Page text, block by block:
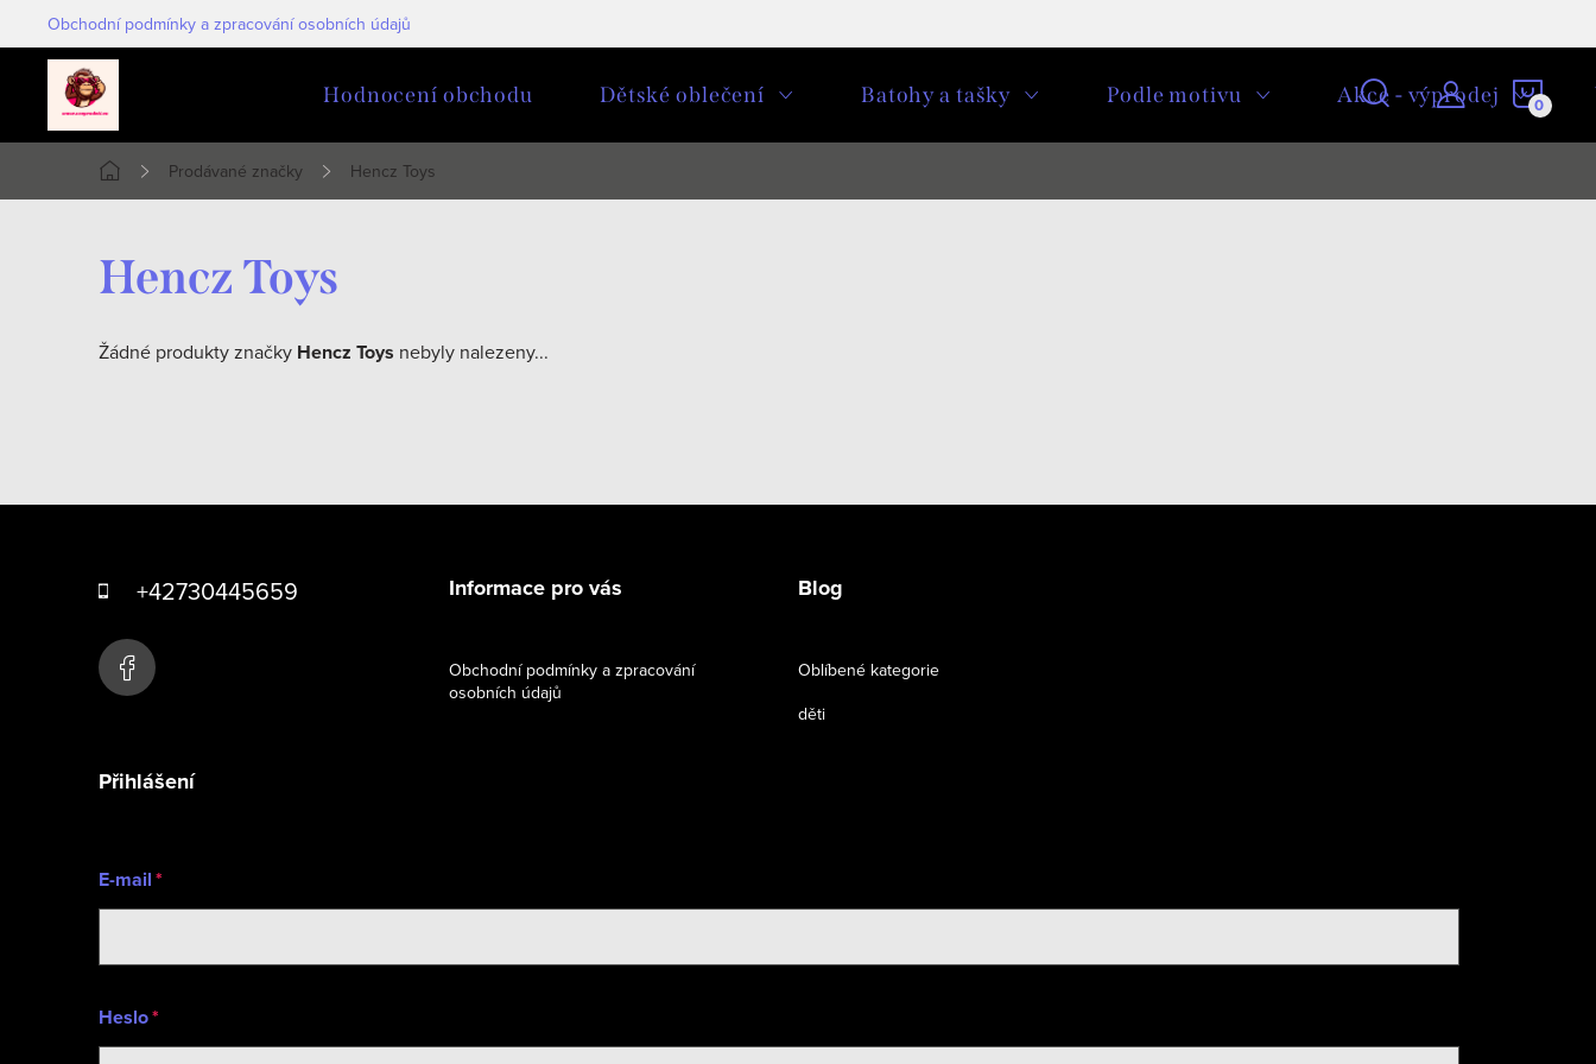
na
Obchodní podmínky a zpracování osobních údajů
Hodnocení obchodu Dětské oblečení Batohy a tašky Podle motivu Akce - výprodej
Domů
Prodávané značky Hencz Toys
Hencz Toys
Žádné produkty značky Hencz Toys nebyly nalezeny...
+42730445659 Informace pro vás
Obchodní podmínky a zpracování
osobních údajů
Blog
Oblíbené kategorie
děti
Přihlášení
E-mail
Heslo